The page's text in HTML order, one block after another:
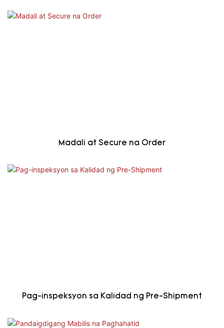
Madali at Secure na Order
Pag-inspeksyon sa Kalidad ng Pre-Shipment